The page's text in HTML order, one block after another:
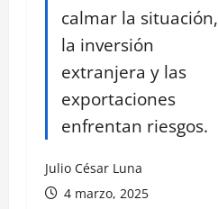
calmar la situación,
la inversión
extranjera y las
exportaciones
enfrentan riesgos.
Julio César Luna
4 marzo, 2025